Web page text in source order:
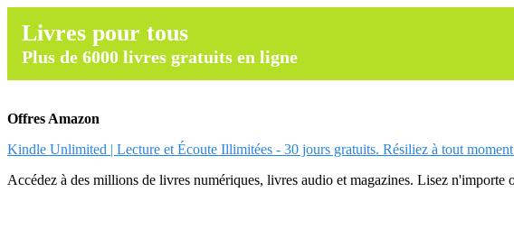
Livres pour tous
Plus de 6000 livres gratuits en ligne
Offres Amazon
Kindle Unlimited | Lecture et Écoute Illimitées - 30 jours gratuits. Résiliez à tout
Accédez à des millions de livres numériques, livres audio et magazines. Lisez